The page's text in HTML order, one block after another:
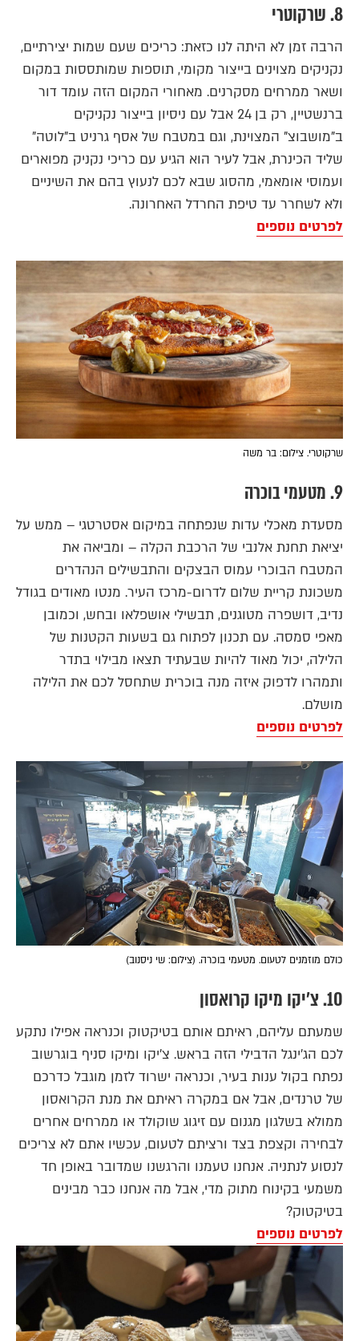
8. שרקוטרי
הרבה זמן לא היתה לנו כזאת: כריכים שעם שמות יצירתיים,
נקניקים מצוינים בייצור מקומי, תוספות שמותססות במקום
ושאר ממרחים מסקרנים. מאחורי המקום הזה עומד דור
ברנשטיין, רק בן 24 אבל עם ניסיון בייצור נקניקים
ב"מושבוצ" המצוינת, וגם במטבח של אסף גרניט ב"לוטה"
שליד הכינרת, אבל לעיר הוא הגיע עם כריכי נקניק מפוארים
ועמוסי אומאמי, מהסוג שבא לכם לנעוץ בהם את השיניים
ולא לשחרר עד טיפת החרדל האחרונה.
לפרטים נוספים
שרקוטרי. צילום: בר משה
9. מטעמי בוכרה
מסעדת מאכלי עדות שנפתחה במיקום אסטרטגי – ממש על
יציאת תחנת אלנבי של הרכבת הקלה – ומביאה את
המטבח הבוכרי עמוס הבצקים והתבשילים הנהדרים
משכונת קריית שלום לדרום-מרכז העיר. מנטו מאודים בגודל
נדיב, דושפרה מטוגנים, תבשילי אושפלאו ובחש, וכמובן
מאפי סמסה. עם תכנון לפתוח גם בשעות הקטנות של
הלילה, יכול מאוד להיות שבעתיד תצאו מבילוי בתדר
ותמהרו לדפוק איזה מנה בוכרית שתחסל לכם את הלילה
מושלם.
לפרטים נוספים
כולם מוזמנים לטעום. מטעמי בוכרה. (צילום: שי ניסנוב)
10. צ'יקו מיקו קרואסון
שמעתם עליהם, ראיתם אותם בטיקטוק וכנראה אפילו נתקע
לכם הג'ינגל הדבילי הזה בראש. צ'יקו ומיקו סניף בוגרשוב
נפתח בקול ענות בעיר, וכנראה ישרוד לזמן מוגבל כדרכם
של טרנדים, אבל אם במקרה ראיתם את מנת הקרואסון
ממולא בשלגון מגנום עם זיגוג שוקולד או ממרחים אחרים
לבחירה וקצפת בצד ורציתם לטעום, עכשיו אתם לא צריכים
לנסוע לנתניה. אנחנו טעמנו והרגשנו שמדובר באופן חד
משמעי בקינוח מתוק מדי, אבל מה אנחנו כבר מבינים
בטיקטוק?
לפרטים נוספים